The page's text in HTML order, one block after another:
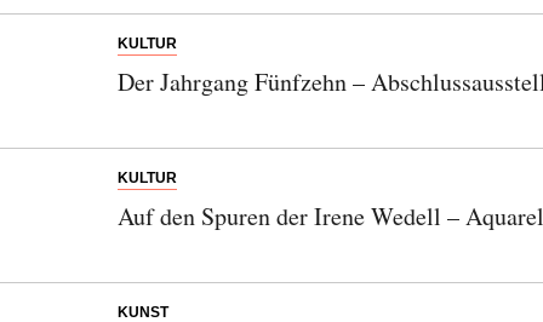
KULTUR
Der Jahrgang Fünfzehn –
KULTUR
Auf den Spuren der Irene Wedell –
KUNST